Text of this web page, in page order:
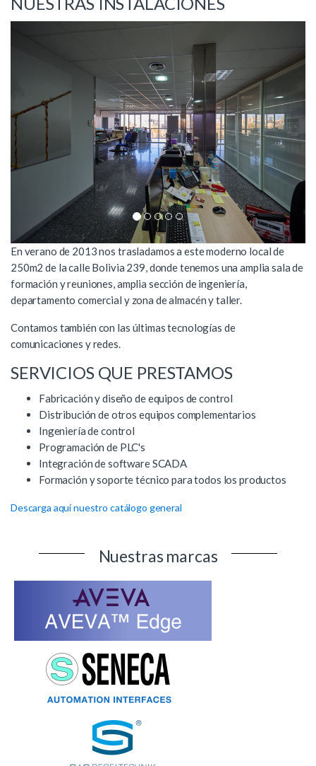
A
n
t
e
i
o
r
S
i
g
u
e
n
t
e
En verano de 2013 nos trasladamos a este moderno local de
250m2 de la calle Bolivia 239, donde tenemos una amplia sala de
formación y reuniones, amplia sección de ingeniería,
departamento comercial y zona de almacén y taller.
Contamos también con las últimas tecnologías de
comunicaciones y redes.
SERVICIOS QUE PRESTAMOS
Fabricación y diseño de equipos de control
Distribución de otros equipos complementarios
Ingeniería de control
Programación de PLC's
Integración de software SCADA
Formación y soporte técnico para todos los productos
Descarga aquí nuestro catálogo general
Nuestras marcas